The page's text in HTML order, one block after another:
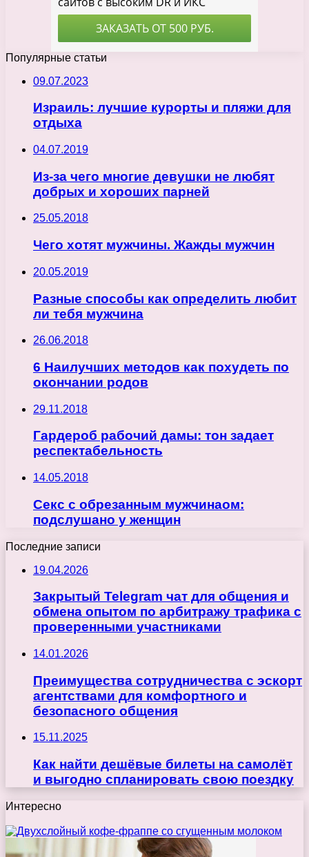
Популярные статьи
09.07.2023
Израиль: лучшие курорты и пляжи для
отдыха
04.07.2019
Из-за чего многие девушки не любят
добрых и хороших парней
25.05.2018
Чего хотят мужчины. Жажды мужчин
20.05.2019
Разные способы как определить любит
ли тебя мужчина
26.06.2018
6 Наилучших методов как похудеть по
окончании родов
29.11.2018
Гардероб рабочий дамы: тон задает
респектабельность
14.05.2018
Секс с обрезанным мужчинаом:
подслушано у женщин
Последние записи
19.04.2026
Закрытый Telegram чат для общения и
обмена опытом по арбитражу трафика с
проверенными участниками
14.01.2026
Преимущества сотрудничества с эскорт
агентствами для комфортного и
безопасного общения
15.11.2025
Как найти дешёвые билеты на самолёт
и выгодно спланировать свою поездку
Интересно